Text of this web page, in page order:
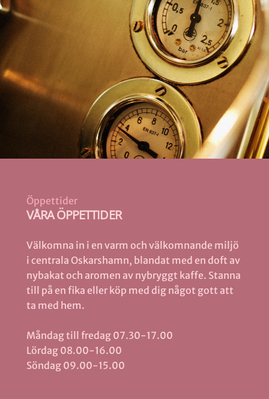
Öppettider
VÅRA ÖPPETTIDER
Välkomna in i en varm och välkomnande miljö
i centrala Oskarshamn, blandat med en doft av
nybakat och aromen av nybryggt kaffe. Stanna
till på en fika eller köp med dig något gott att
ta med hem.
Måndag till fredag 07.30-17.00
Lördag 08.00-16.00
Söndag 09.00-15.00